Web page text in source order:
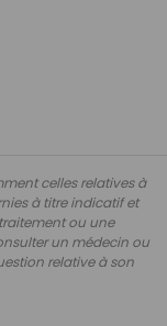
celles relatives à
à titre indicatif et
ou une
un médecin ou
relative à son